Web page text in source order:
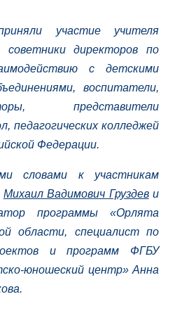
участие учителя
советники директоров по
с детскими
воспитатели,
представители
педагогических колледжей
Федерации.
словами к участникам
Михаил Вадимович Груздеви
программы «Орлята
области, специалист по
и программ ФГБУ
юношеский центр» Анна